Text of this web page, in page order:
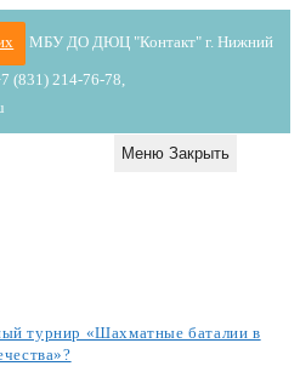
МБУ ДО ДЮЦ "Контакт" г. Нижний
(831) 214-76-78,
Меню Закрыть
турнир «Шахматные баталии в